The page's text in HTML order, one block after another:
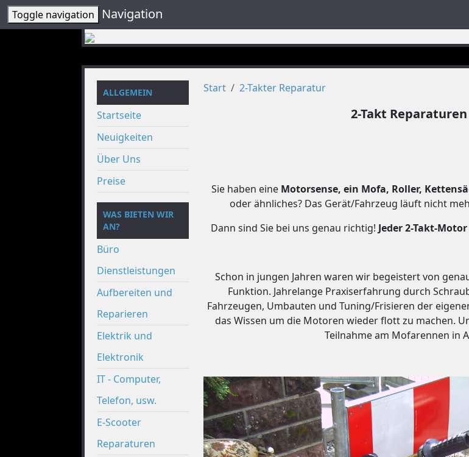
Toggle navigation Navigation
ALLGEMEIN
Startseite
Neuigkeiten
Über Uns
Preise
WAS BIETEN WIR
AN?
Büro
Dienstleistungen
Aufbereiten und
Reparieren
Elektrik und
Elektronik
IT - Computer,
Telefon, usw.
E-Scooter
Reparaturen
Start 2-Takter Reparatur
2-Takt Reparaturen
Sie haben eine Motorsense, ein Mofa, Roller,
oder ähnliches? Das Gerät/Fahrzeug läuft nicht
Dann sind Sie bei uns genau richtig! Jeder 2-Takt-
Schon in jungen Jahren waren wir begeistert von
Funktion. Jahrelange Praxiserfahrung durch
Fahrzeugen, Umbauten und Tuning/Frisieren der
das Wissen um die Motoren wieder flott zu machen.
Teilnahme am Mofarennen in